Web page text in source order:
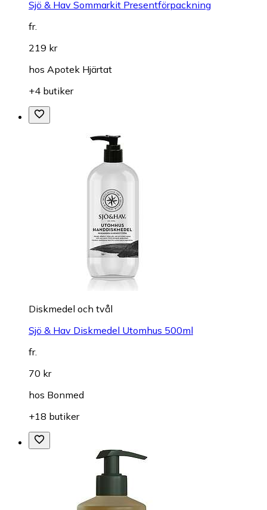
Sjö & Hav Sommarkit Presentförpackning
fr.
219 kr
hos Apotek Hjärtat
+4 butiker
Diskmedel och tvål
Sjö & Hav Diskmedel Utomhus 500ml
fr.
70 kr
hos Bonmed
+18 butiker